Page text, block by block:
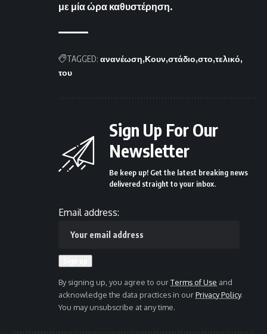
με μία ώρα καθυστέρηση.
TAGGED: ανανέωση Κουν στάδιο στο τελικό
του
Sign Up For Our
Newsletter
Be keep up! Get the latest breaking news
delivered straight to your inbox.
Email address:
By signing up, you agree to ourTerms of Use and
acknowledge the data practices in ourPrivacy Policy.
You may unsubscribe at any time.